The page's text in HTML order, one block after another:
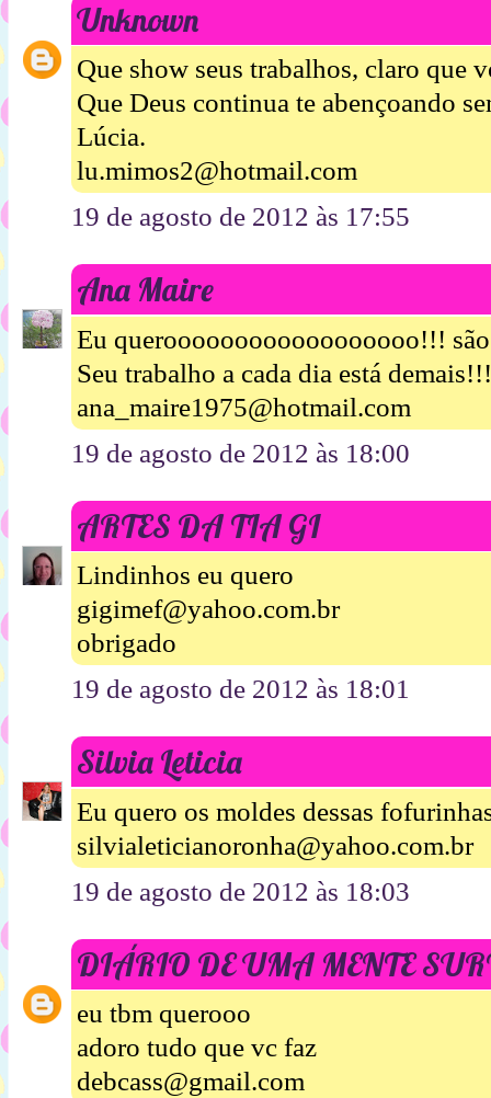
Unknown
Que show seus trabalhos, claro que
Que Deus continua te abençoando
Lúcia.
lu.mimos2@hotmail.com
19 de agosto de 2012 às 17:55
Ana Maire
Eu queroooooooooooooooooo!!!
Seu trabalho a cada dia está
ana_maire1975@hotmail.com
19 de agosto de 2012 às 18:00
ARTES DA TIA GI
Lindinhos eu quero
gigimef@yahoo.com.br
obrigado
19 de agosto de 2012 às 18:01
Silvia Leticia
Eu quero os moldes dessas
silvialeticianoronha@yahoo.com.br
19 de agosto de 2012 às 18:03
DIÁRIO DE UMA MENTE
eu tbm querooo
adoro tudo que vc faz
debcass@gmail.com